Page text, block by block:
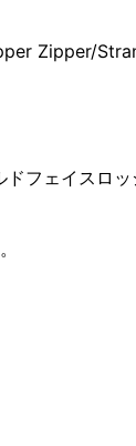
Zipper/
ドフェイスロ